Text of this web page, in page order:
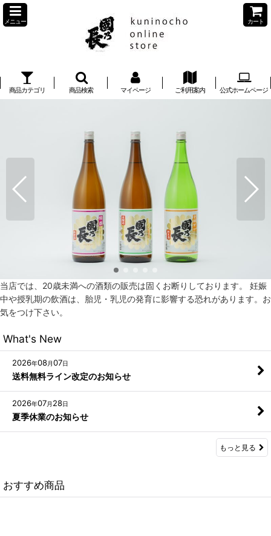
メニュー カート
商品カテゴリ 商品検索 マイページ ご利用案内 公式ホームページ
当店では、20歳未満への酒類の販売は固くお断りしております。 妊娠
中や授乳期の飲酒は、胎児・乳児の発育に影響する恐れがあります。お
気をつけ下さい。
What's New
2026年08月07日
送料無料ライン改定のお知らせ
2026年07月 28日
夏季休業のお知らせ
もっと見る
おすすめ商品